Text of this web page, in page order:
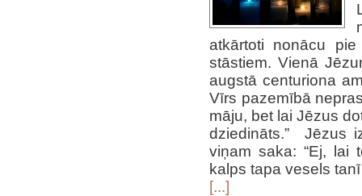
atkārtoti nonācu
stāstiem. Vienā
augstā centuriona
Vīrs pazemībā
māju, bet lai Jēzus
dziedināts.” Jēzus
viņam saka: “Ej, lai
kalps tapa vesels
[...]